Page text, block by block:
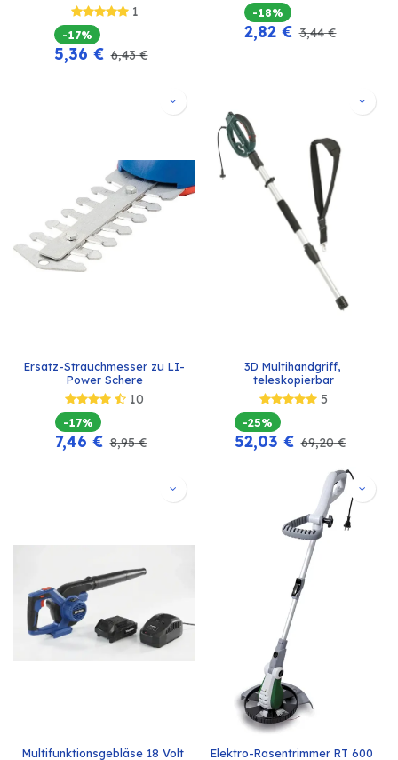
1
-17%
5,36 € 6,43€
-18%
2,82€ 3,44€
Ersatz-Strauchmesser zu LI-
Power Schere
10
-17%
7,46 € 8,95€
3D Multihandgriff,
teleskopierbar
5
-25%
52,03 € 69,20€
Multifunktionsgebläse 18 Volt
Elektro-Rasentrimmer RT 600